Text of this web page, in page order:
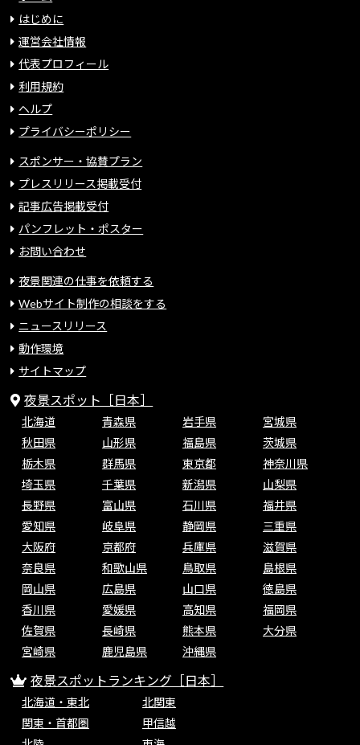
はじめに
運営会社情報
代表プロフィール
利用規約
ヘルプ
プライバシーポリシー
スポンサー・協賛プラン
プレスリリース掲載受付
記事広告掲載受付
パンフレット・ポスター
お問い合わせ
夜景関連の仕事を依頼する
Webサイト制作の相談をする
ニュースリリース
動作環境
サイトマップ
夜景スポット［日本］
北海道 青森県 岩手県
宮城県
秋田県
山形県 福島県
茨城県
栃木県
群馬県 東京都
神奈川県
埼玉県
千葉県 新潟県
山梨県
長野県
富山県 石川県
福井県
愛知県
岐阜県 静岡県
三重県
大阪府
京都府 兵庫県
滋賀県
奈良県
和歌山県 鳥取県
島根県
岡山県
広島県 山口県
徳島県
香川県
愛媛県 高知県
福岡県
佐賀県
長崎県 熊本県
大分県
宮崎県
鹿児島県 沖縄県
夜景スポットランキング［日本］
北海道・東北
北関東
関東・首都圏
甲信越